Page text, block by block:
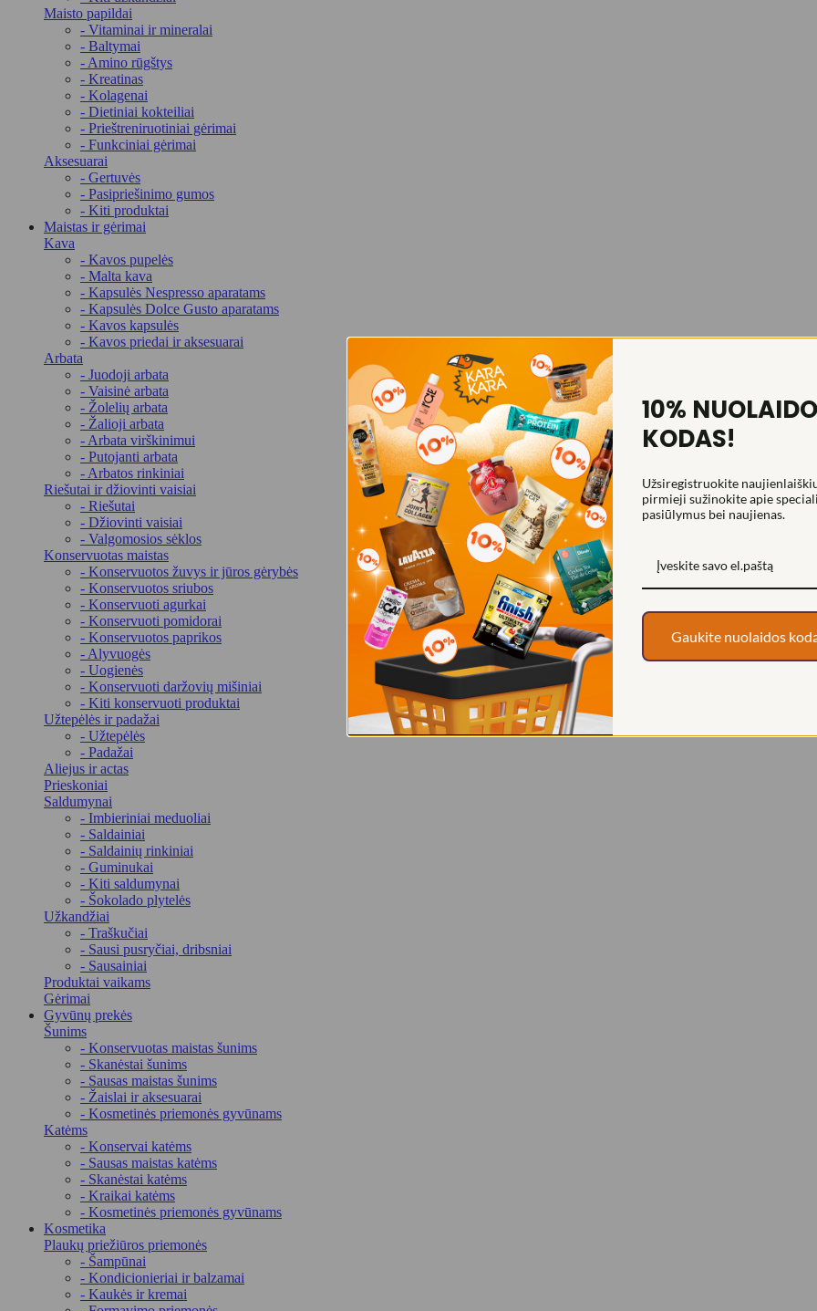
Maisto papildai
- Vitaminai ir mineralai
- Baltymai
- Amino rūgštys
- Kreatinas
- Kolagenai
- Dietiniai kokteiliai
- Prieštreniruotiniai gėrimai
- Funkciniai gėrimai
Aksesuarai
- Gertuvės
- Pasipriešinimo gumos
- Kiti produktai
Maistas ir gėrimai
Kava
- Kavos pupelės
- Malta kava
- Kapsulės Nespresso aparatams
- Kapsulės Dolce Gusto aparatams
- Kavos kapsulės
- Kavos priedai ir aksesuarai
Arbata
- Juodoji arbata
- Vaisinė arbata
- Žolelių arbata
- Žalioji arbata
- Arbata virškinimui
- Putojanti arbata
- Arbatos rinkiniai
Riešutai ir džiovinti vaisiai
- Riešutai
- Džiovinti vaisiai
- Valgomosios sėklos
Konservuotas maistas
- Konservuotos žuvys ir jūros gėrybės
- Konservuotos sriubos
- Konservuoti agurkai
- Konservuoti pomidorai
- Konservuotos paprikos
- Alyvuogės
- Uogienės
- Konservuoti daržovių mišiniai
- Kiti konservuoti produktai
Užtepėlės ir padažai
- Užtepėlės
- Padažai
Aliejus ir actas
Prieskoniai
Saldumynai
- Imbieriniai meduoliai
- Saldainiai
- Saldainių rinkiniai
- Guminukai
- Kiti saldumynai
- Šokolado plytelės
Užkandžiai
- Traškučiai
- Sausi pusryčiai, dribsniai
- Sausainiai
Produktai vaikams
Gėrimai
Gyvūnų prekės
Šunims
- Konservuotas maistas šunims
- Skanėstai šunims
- Sausas maistas šunims
- Žaislai ir aksesuarai
- Kosmetinės priemonės gyvūnams
Katėms
- Konservai katėms
- Sausas maistas katėms
- Skanėstai katėms
- Kraikai katėms
- Kosmetinės priemonės gyvūnams
Kosmetika
Plaukų priežiūros priemonės
- Šampūnai
- Kondicionieriai ir balzamai
- Kaukės ir kremai
10%
KODAS!
Užsiregistruokite
pirmieji sužinokite apie
pasiūlymus bei naujienas.
Gaukite nuolaidos